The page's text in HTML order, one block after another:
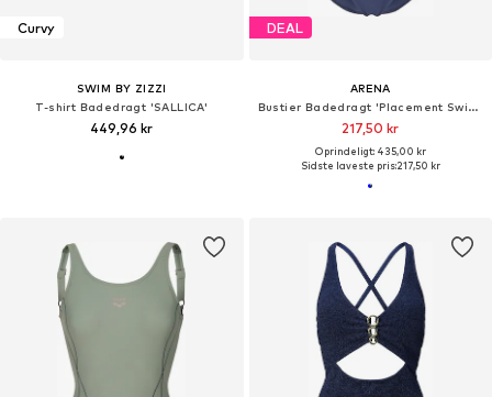
Curvy
SWIM BY ZIZZI
T-shirt Badedragt 'SALLICA'
449,96 kr
DEAL
ARENA
Bustier Badedragt 'Placement Swim Pro Back'
217,50 kr
Oprindeligt: 435,00 kr
Sidste laveste pris:217,50 kr